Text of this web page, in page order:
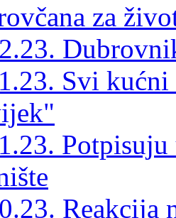
za
Svi
Potpisuju
Reakcija